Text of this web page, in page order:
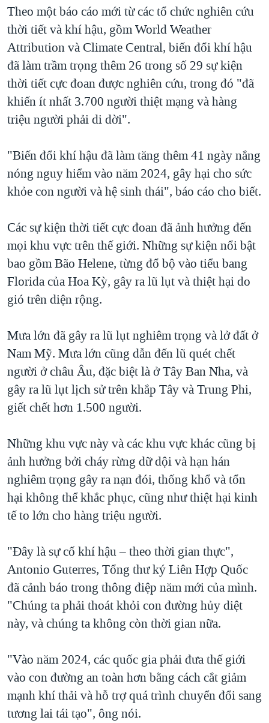
Theo một báo cáo mới từ các tổ chức nghiên cứu
thời tiết và khí hậu, gồm World Weather
Attribution và Climate Central, biến đổi khí hậu
đã làm trầm trọng thêm 26 trong số 29 sự kiện
thời tiết cực đoan được nghiên cứu, trong đó "đã
khiến ít nhất 3.700 người thiệt mạng và hàng
triệu người phải di dời".
"Biến đổi khí hậu đã làm tăng thêm 41 ngày nắng
nóng nguy hiểm vào năm 2024, gây hại cho sức
khỏe con người và hệ sinh thái", báo cáo cho biết.
Các sự kiện thời tiết cực đoan đã ảnh hưởng đến
mọi khu vực trên thế giới. Những sự kiện nổi bật
bao gồm Bão Helene, từng đổ bộ vào tiểu bang
Florida của Hoa Kỳ, gây ra lũ lụt và thiệt hại do
gió trên diện rộng.
Mưa lớn đã gây ra lũ lụt nghiêm trọng và lở đất ở
Nam Mỹ. Mưa lớn cũng dẫn đến lũ quét chết
người ở châu Âu, đặc biệt là ở Tây Ban Nha, và
gây ra lũ lụt lịch sử trên khắp Tây và Trung Phi,
giết chết hơn 1.500 người.
Những khu vực này và các khu vực khác cũng bị
ảnh hưởng bởi cháy rừng dữ dội và hạn hán
nghiêm trọng gây ra nạn đói, thống khổ và tổn
hại không thể khắc phục, cũng như thiệt hại kinh
tế to lớn cho hàng triệu người.
"Đây là sự cố khí hậu – theo thời gian thực",
Antonio Guterres, Tổng thư ký Liên Hợp Quốc
đã cảnh báo trong thông điệp năm mới của mình.
"Chúng ta phải thoát khỏi con đường hủy diệt
này, và chúng ta không còn thời gian nữa.
"Vào năm 2024, các quốc gia phải đưa thế giới
vào con đường an toàn hơn bằng cách cắt giảm
mạnh khí thải và hỗ trợ quá trình chuyển đổi sang
tương lai tái tạo", ông nói.